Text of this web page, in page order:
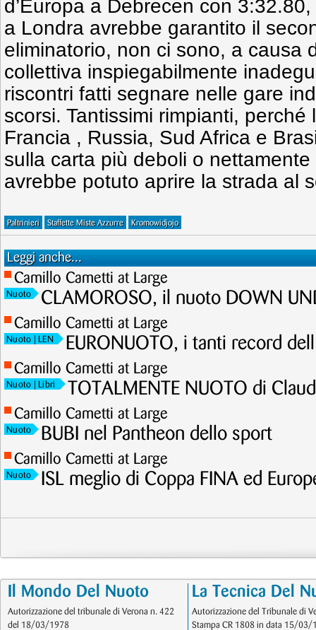
d’Europa a Debrecen con
a Londra avrebbe garantito il
eliminatorio, non ci sono, a causa
collettiva inspiegabilmente
riscontri fatti segnare nelle gare
scorsi. Tantissimi rimpianti, perché
Francia , Russia, Sud Africa e
sulla carta più deboli o
avrebbe potuto aprire la strada al
Paltrinieri Staffette Miste Azzurre Kromowidjojo
Leggi anche...
Camillo Cametti at Large
Nuoto CLAMOROSO, il nuoto DOWN
Camillo Cametti at Large
Nuoto | LEN EURONUOTO, i tanti record
Camillo Cametti at Large
Nuoto | Libri TOTALMENTE NUOTO di
Camillo Cametti at Large
Nuoto BUBI nel Pantheon dello sport
Camillo Cametti at Large
Nuoto ISL meglio di Coppa FINA ed
Il Mondo Del Nuoto
Autorizzazione del tribunale di Verona n. 422
del 18/03/1978
La Tecnica Del
Autorizzazione del Tribunale di
Stampa CR 1808 in data 15/03/